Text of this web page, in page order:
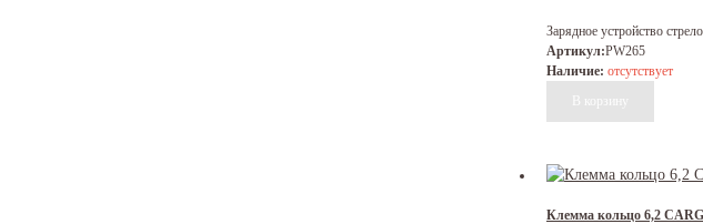
Зарядное устройство
Артикул:PW265
Наличие: отсутствует
Клемма кольцо 6,2